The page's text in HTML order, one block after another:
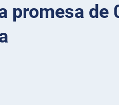
promesa